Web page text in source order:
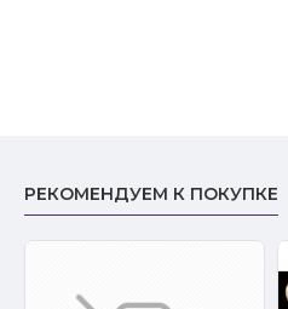
РЕКОМЕНДУЕМ К ПОКУПКЕ